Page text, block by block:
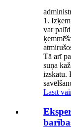
1.
var
Tā arī
suņa
izskatu.
Lasīt